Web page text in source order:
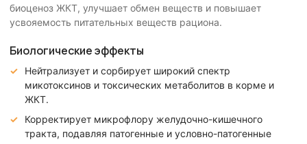
биоценоз ЖКТ, улучшает обмен веществ и повышает
усвояемость питательных веществ рациона.
Биологические эффекты
Нейтрализует и сорбирует широкий спектр
микотоксинов и токсических метаболитов в корме и
ЖКТ.
Корректирует микрофлору желудочно-кишечного
тракта, подавляя патогенные и условно-патогенные